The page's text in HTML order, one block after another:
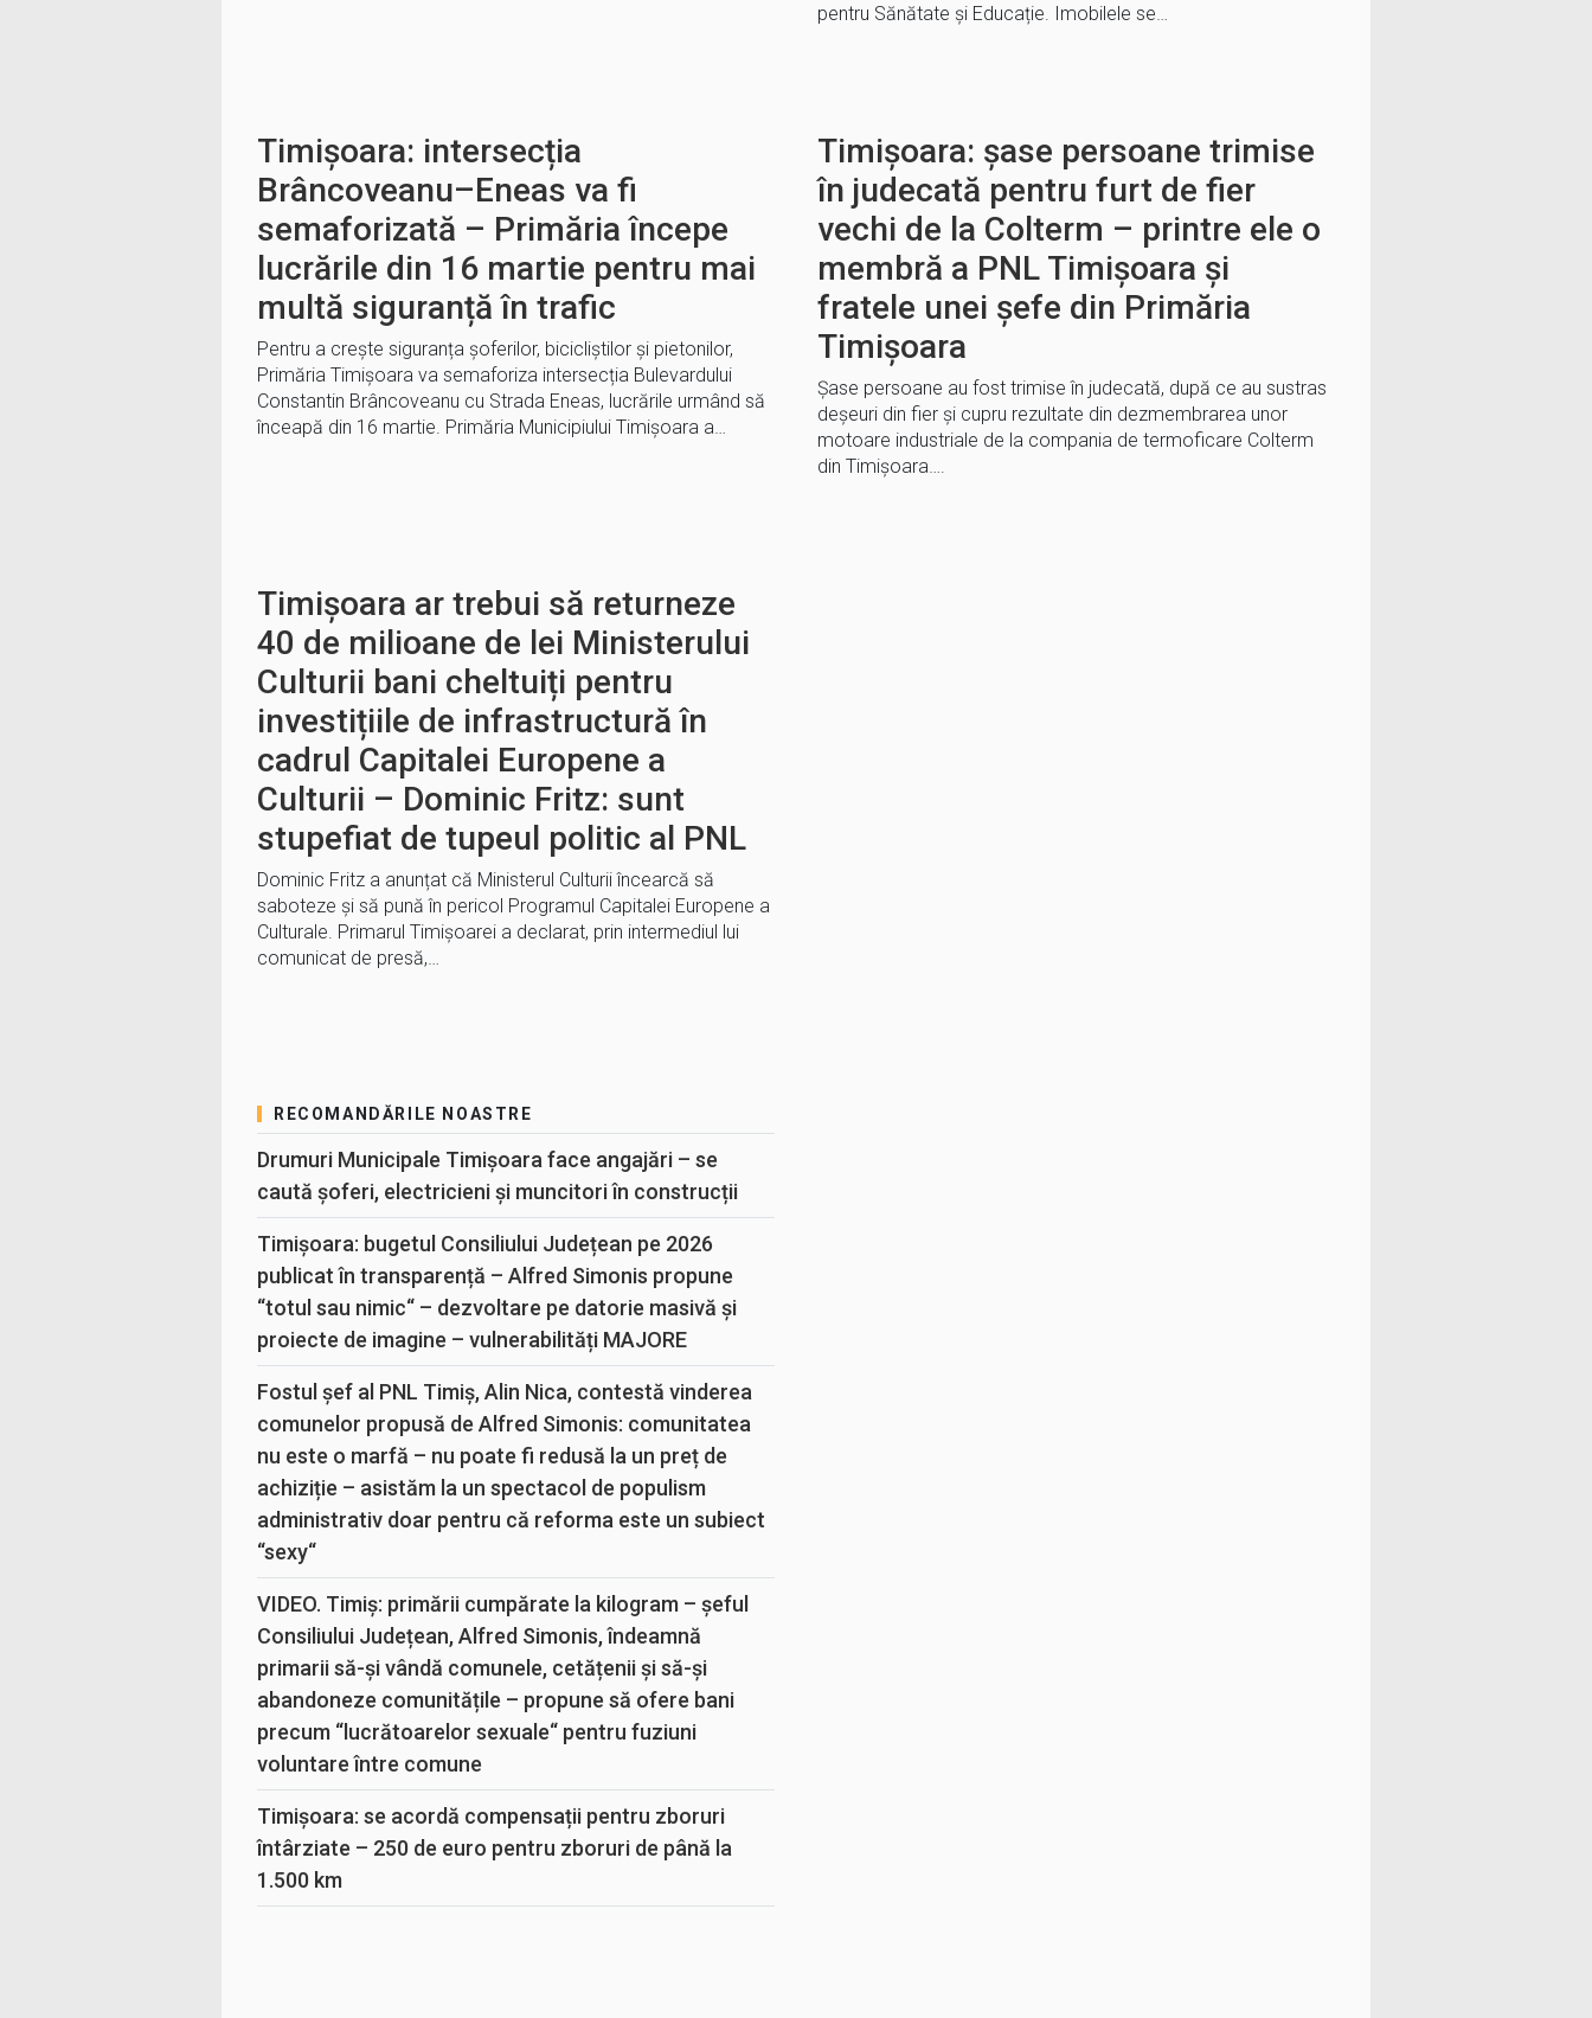
pentru Sănătate și Educație. Imobilele se…
Timișoara: intersecția
Brâncoveanu–Eneas va fi
semaforizată – Primăria începe
lucrările din 16 martie pentru mai
multă siguranță în trafic
Pentru a crește siguranța șoferilor, bicicliștilor și pietonilor,
Primăria Timișoara va semaforiza intersecția Bulevardului
Constantin Brâncoveanu cu Strada Eneas, lucrările urmând să
înceapă din 16 martie. Primăria Municipiului Timișoara a…
Timișoara: șase persoane trimise
în judecată pentru furt de fier
vechi de la Colterm – printre ele o
membră a PNL Timișoara și
fratele unei șefe din Primăria
Timișoara
Şase persoane au fost trimise în judecată, după ce au sustras
deşeuri din fier şi cupru rezultate din dezmembrarea unor
motoare industriale de la compania de termoficare Colterm
din Timişoara….
Timișoara ar trebui să returneze
40 de milioane de lei Ministerului
Culturii bani cheltuiți pentru
investițiile de infrastructură în
cadrul Capitalei Europene a
Culturii – Dominic Fritz: sunt
stupefiat de tupeul politic al PNL
Dominic Fritz a anunțat că Ministerul Culturii încearcă să
saboteze și să pună în pericol Programul Capitalei Europene a
Culturale. Primarul Timișoarei a declarat, prin intermediul lui
comunicat de presă,…
RECOMANDĂRILE NOASTRE
Drumuri Municipale Timișoara face angajări – se
caută șoferi, electricieni și muncitori în construcții
Timișoara: bugetul Consiliului Județean pe 2026
publicat în transparență – Alfred Simonis propune
“totul sau nimic“ – dezvoltare pe datorie masivă și
proiecte de imagine – vulnerabilități MAJORE
Fostul șef al PNL Timiș, Alin Nica, contestă vinderea
comunelor propusă de Alfred Simonis: comunitatea
nu este o marfă – nu poate fi redusă la un preț de
achiziție – asistăm la un spectacol de populism
administrativ doar pentru că reforma este un subiect
“sexy“
VIDEO. Timiș: primării cumpărate la kilogram – șeful
Consiliului Județean, Alfred Simonis, îndeamnă
primarii să-și vândă comunele, cetățenii și să-și
abandoneze comunitățile – propune să ofere bani
precum “lucrătoarelor sexuale“ pentru fuziuni
voluntare între comune
Timișoara: se acordă compensații pentru zboruri
întârziate – 250 de euro pentru zboruri de până la
1.500 km